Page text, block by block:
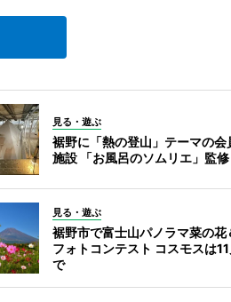
見る・遊ぶ
裾野に「熱の登山」テーマの会
施設 「お風呂のソムリエ」監修
見る・遊ぶ
裾野市で富士山パノラマ菜の花
フォトコンテスト コスモスは
で